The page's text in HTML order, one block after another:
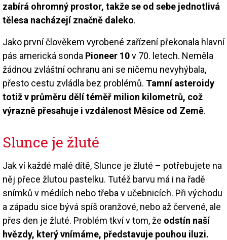
zabírá ohromný prostor, takže se od sebe jednotlivá
tělesa nacházejí značně daleko.
Jako první člověkem vyrobené zařízení překonala hlavní
pás americká sonda Pioneer 10v 70. letech. Neměla
žádnou zvláštní ochranu ani se ničemu nevyhýbala,
přesto cestu zvládla bez problémů. Tamní asteroidy
totiž v průměru dělí téměř milion kilometrů, což
výrazně přesahuje i vzdálenost Měsíce od Země.
Slunce je žluté
Jak ví každé malé dítě, Slunce je žluté – potřebujete na
něj přece žlutou pastelku. Tutéž barvu má i na řadě
snímků v médiích nebo třeba v učebnicích. Při východu
a západu sice bývá spíš oranžové, nebo až červené, ale
přes den je žluté. Problém tkví v tom, že odstín naší
hvězdy, který vnímáme, představuje pouhou iluzi.